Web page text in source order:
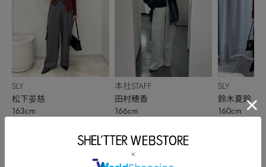
SLY
松下晏慈
163cm
本社STAFF
田村穂香
166cm
SLY
鈴木夏鈴
160cm